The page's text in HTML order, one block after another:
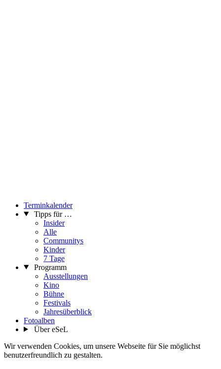
Terminkalender
Tipps für …
Insider
Alle
Communitys
Kinder
7 Tage
Programm
Ausstellungen
Kino
Bühne
Festivals
Jahresüberblick
Fotoalben
Über eSeL
Wir verwenden Cookies, um unsere Webseite für Sie möglichst
benutzerfreundlich zu gestalten.